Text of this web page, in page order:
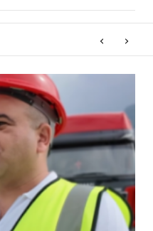
Մերցի
ռեկորդ է սահմանել. 303
հավելվածը
ում շրջանցել է
ոչնչացվել է
‹ ›